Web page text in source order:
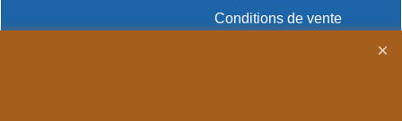
Conditions de vente